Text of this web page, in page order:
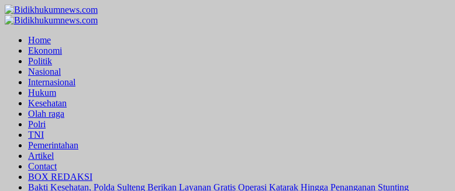
Skip
to
Primary
Home
Ekonomi
Politik
Nasional
Internasional
Hukum
Kesehatan
Olah raga
Polri
TNI
Pemerintahan
Artikel
Contact
BOX REDAKSI
Bakti Kesehatan, Polda Sulteng Berikan Layanan Gratis Operasi Katarak Hingga Penanganan Stunting